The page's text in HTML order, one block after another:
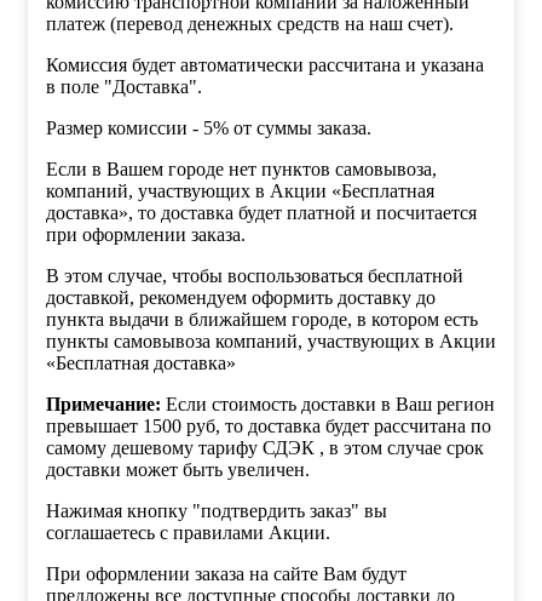
платеж (перевод денежных средств на наш счет).
Комиссия будет автоматически рассчитана и указана
в поле "Доставка".
Размер комиссии - 5% от суммы заказа.
Если в Вашем городе нет пунктов самовывоза,
компаний, участвующих в Акции «Бесплатная
доставка», то доставка будет платной и посчитается
при оформлении заказа.
В этом случае, чтобы воспользоваться бесплатной
доставкой, рекомендуем оформить доставку до
пункта выдачи в ближайшем городе, в котором есть
пункты самовывоза компаний, участвующих в Акции
«Бесплатная доставка»
Примечание: Если стоимость доставки в Ваш регион
превышает 1500 руб, то доставка будет рассчитана по
самому дешевому тарифу СДЭК , в этом случае срок
доставки может быть увеличен.
Нажимая кнопку "подтвердить заказ" вы
соглашаетесь с правилами Акции.
При оформлении заказа на сайте Вам будут
предложены все доступные способы доставки до